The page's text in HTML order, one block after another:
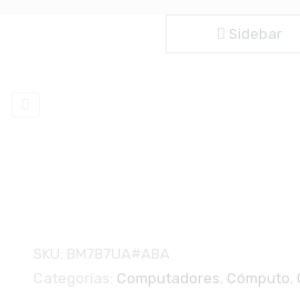
Sidebar
SKU: BM7B7UA#ABA
Categorías: Computadores Cómputo